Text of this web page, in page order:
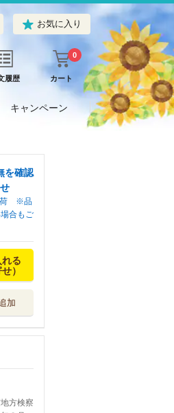
お気に入り
履歴 カート
0
キャンペーン
を確認
荷 ※品
合もご
る
）
加
方検察